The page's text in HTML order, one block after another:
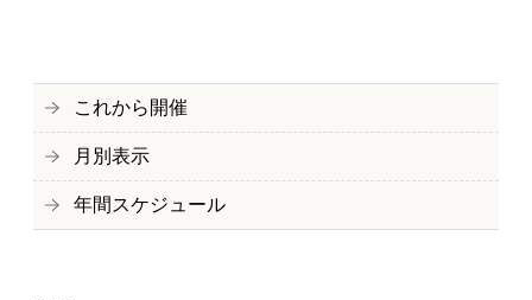
これから開催
月別表示
年間スケジュール